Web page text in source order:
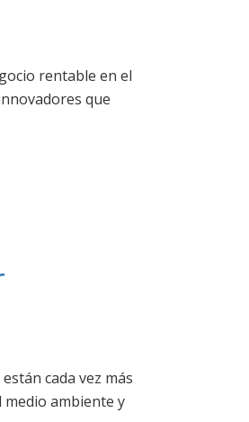
rentable en el
que
cada vez más
medio ambiente y